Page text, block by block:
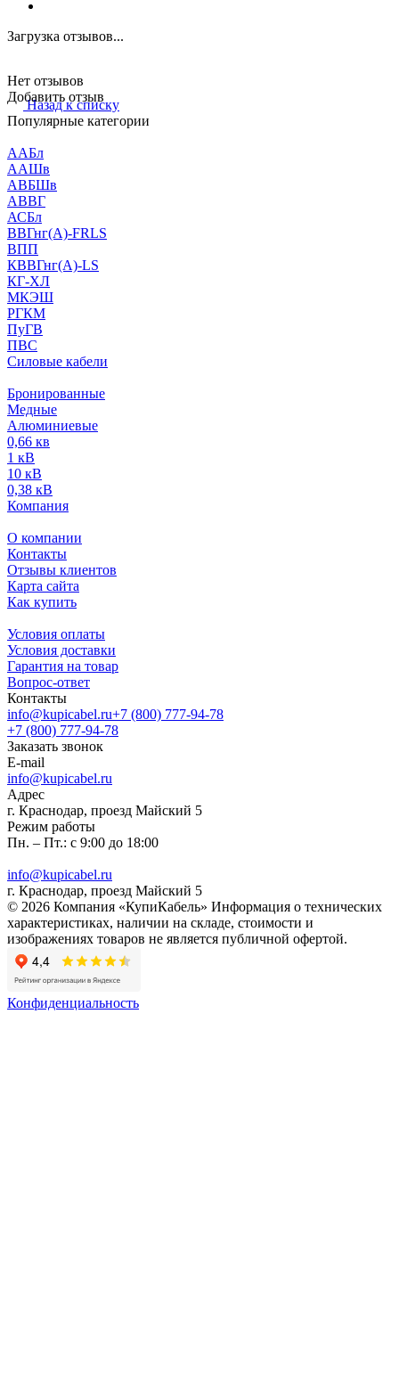
Загрузка отзывов...
Нет отзывов
Добавить отзыв
Назад к списку
Популярные категории
ААБл
ААШв
АВБШв
АВВГ
АСБл
ВВГнг(А)-FRLS
ВПП
КВВГнг(А)-LS
КГ-ХЛ
МКЭШ
РГКМ
ПуГВ
ПВС
Силовые кабели
Бронированные
Медные
Алюминиевые
0,66 кв
1 кВ
10 кВ
0,38 кВ
Компания
О компании
Контакты
Отзывы клиентов
Карта сайта
Как купить
Условия оплаты
Условия доставки
Гарантия на товар
Вопрос-ответ
Контакты
info@kupicabel.ru+7 (800) 777-94-78
+7 (800) 777-94-78
Заказать звонок
E-mail
info@kupicabel.ru
Адрес
г. Краснодар, проезд Майский 5
Режим работы
Пн. – Пт.: с 9:00 до 18:00
info@kupicabel.ru
г. Краснодар, проезд Майский 5
© 2026 Компания «КупиКабель» Информация о технических
характеристиках, наличии на складе, стоимости и
изображениях товаров не является публичной офертой.
Конфиденциальность